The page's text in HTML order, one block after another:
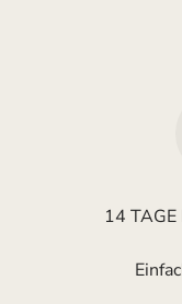
14 TAGE